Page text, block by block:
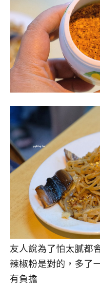
友人說為了怕太膩都
辣椒粉是對的，多了
有負擔